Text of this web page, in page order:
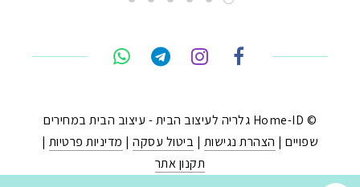
© Home-ID גלריה לעיצוב הבית - עיצוב הבית במחירים
שפויים | הצהרת נגישות | ביטול עסקה| מדיניות פרטיות |
תקנון אתר